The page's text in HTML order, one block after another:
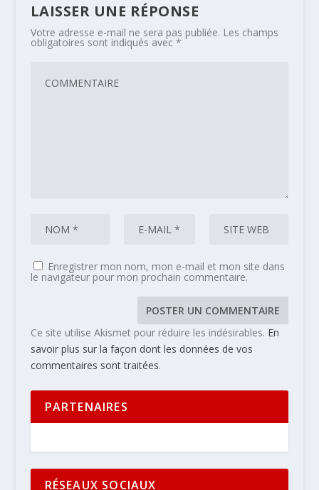
LAISSER UNE RÉPONSE
Votre adresse e-mail ne sera pas publiée. Les champs
obligatoires sont indiqués avec *
Enregistrer mon nom, mon e-mail et mon site dans
le navigateur pour mon prochain commentaire.
Ce site utilise Akismet pour réduire les indésirables. En
savoir plus sur la façon dont les données de vos
commentaires sont traitées.
PARTENAIRES
RÉSEAUX SOCIAUX